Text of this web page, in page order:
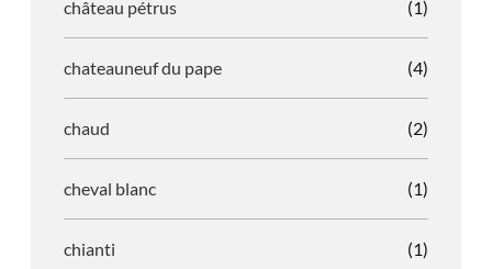
château pétrus (1)
chateauneuf du pape (4)
chaud (2)
cheval blanc (1)
chianti (1)